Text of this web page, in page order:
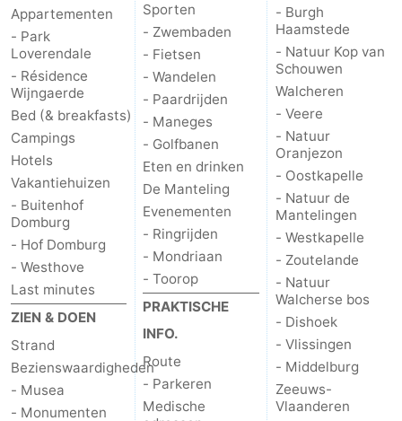
Appartementen
- Park
Loverendale
- Résidence
Wijngaerde
Bed (& breakfasts)
Campings
Hotels
Vakantiehuizen
- Buitenhof
Domburg
- Hof Domburg
- Westhove
Last minutes
ZIEN & DOEN
Strand
Bezienswaardigheden
- Musea
- Monumenten
Sporten
- Zwembaden
- Fietsen
- Wandelen
- Paardrijden
- Maneges
- Golfbanen
Eten en drinken
De Manteling
Evenementen
- Ringrijden
- Mondriaan
- Toorop
PRAKTISCHE
INFO.
Route
- Parkeren
Medische
- Burgh
Haamstede
- Natuur Kop van
Schouwen
Walcheren
- Veere
- Natuur
Oranjezon
- Oostkapelle
- Natuur de
Mantelingen
- Westkapelle
- Zoutelande
- Natuur
Walcherse bos
- Dishoek
- Vlissingen
- Middelburg
Zeeuws-
Vlaanderen